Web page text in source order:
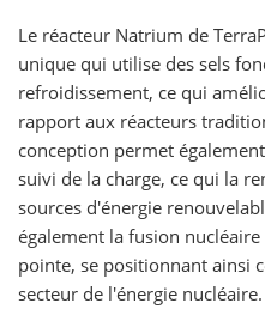
Le réacteur Natrium de
unique qui utilise des sels
refroidissement, ce qui
rapport aux réacteurs
conception permet
suivi de la charge, ce qui la
sources d'énergie
également la fusion
pointe, se positionnant ainsi
secteur de l'énergie